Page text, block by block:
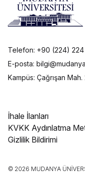
Telefon: +90 (224) 224
E-posta:
Kampüs: Çağrışan
İhale İlanları
KVKK Aydınlatma
Gizlilik Bildirimi
© 2026 MUDANYA